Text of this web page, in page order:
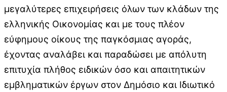
μεγαλύτερες επιχειρήσεις όλων των κλάδων της
ελληνικής Οικονομίας και με τους πλέον
εύφημους οίκους της παγκόσμιας αγοράς,
έχοντας αναλάβει και παραδώσει με απόλυτη
επιτυχία πλήθος ειδικών όσο και απαιτητικών
εμβληματικών έργων στον Δημόσιο και Ιδιωτικό